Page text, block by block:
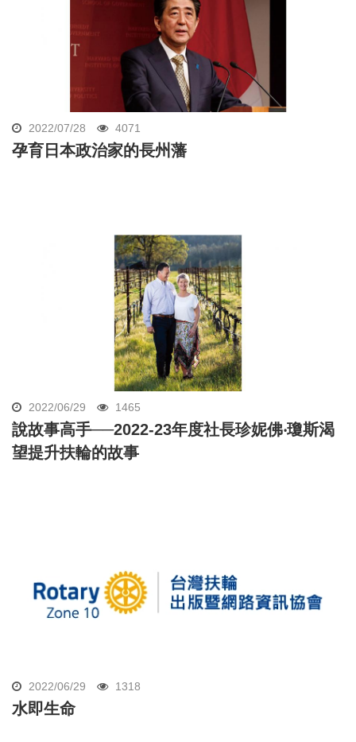
2022/07/28 4071
孕育日本政治家的長州藩
2022/06/29 1465
說故事高手──2022-23年度社長珍妮佛‧瓊斯渴
望提升扶輪的故事
2022/06/29 1318
水即生命